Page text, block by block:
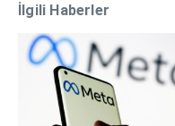
İlgili Haberler